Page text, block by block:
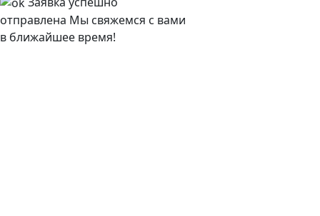
отправлена Мы свяжемся с вами
в ближайшее время!